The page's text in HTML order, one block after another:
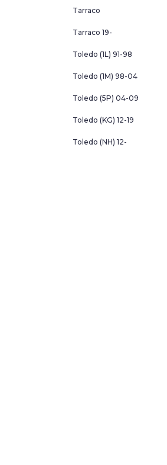
Tarraco
Tarraco 19-
Toledo (1L) 91-98
Toledo (1M) 98-04
Toledo (5P) 04-09
Toledo (KG) 12-19
Toledo (NH) 12-